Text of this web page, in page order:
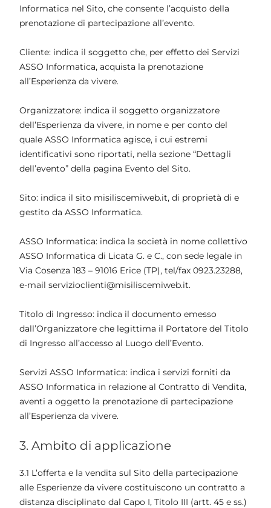
Informatica nel Sito, che consente l’acquisto della
prenotazione di partecipazione all’evento.
Cliente: indica il soggetto che, per effetto dei Servizi
ASSO Informatica, acquista la prenotazione
all’Esperienza da vivere.
Organizzatore: indica il soggetto organizzatore
dell’Esperienza da vivere, in nome e per conto del
quale ASSO Informatica agisce, i cui estremi
identificativi sono riportati, nella sezione “Dettagli
dell’evento” della pagina Evento del Sito.
Sito: indica il sito misiliscemiweb.it, di proprietà di e
gestito da ASSO Informatica.
ASSO Informatica: indica la società in nome collettivo
ASSO Informatica di Licata G. e C., con sede legale in
Via Cosenza 183 – 91016 Erice (TP), tel/fax 0923.23288,
e-mail servizioclienti@misiliscemiweb.it.
Titolo di Ingresso: indica il documento emesso
dall’Organizzatore che legittima il Portatore del Titolo
di Ingresso all’accesso al Luogo dell’Evento.
Servizi ASSO Informatica: indica i servizi forniti da
ASSO Informatica in relazione al Contratto di Vendita,
aventi a oggetto la prenotazione di partecipazione
all’Esperienza da vivere.
3. Ambito di applicazione
3.1 L’offerta e la vendita sul Sito della partecipazione
alle Esperienze da vivere costituiscono un contratto a
distanza disciplinato dal Capo I, Titolo III (artt. 45 e ss.)